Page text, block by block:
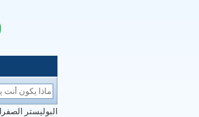
البوليستر